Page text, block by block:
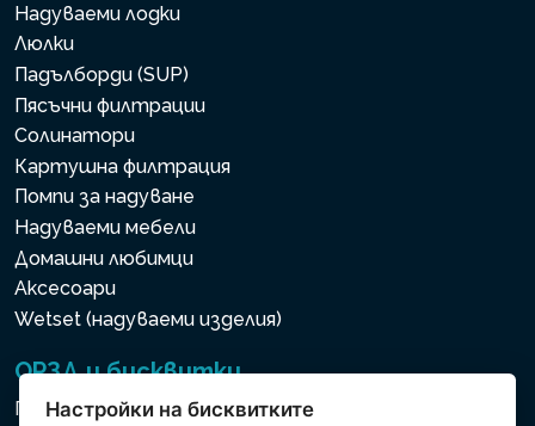
Надуваеми лодки
Люлки
Падълборди (SUP)
Пясъчни филтрации
Солинатори
Картушна филтрация
Помпи за надуване
Надуваеми мебели
Домашни любимци
Аксесоари
Wetset (надуваеми изделия)
ОРЗД и бисквитки
Политика за използване на бисквитки
Настройки на бисквитките